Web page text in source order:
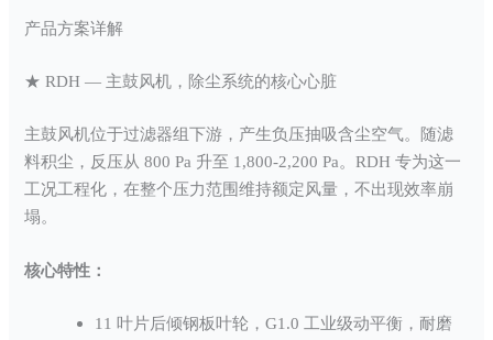
产品方案详解
★ RDH — 主鼓风机，除尘系统的核心心脏
主鼓风机位于过滤器组下游，产生负压抽吸含尘空气。随滤
料积尘，反压从 800 Pa 升至 1,800-2,200 Pa。RDH 专为这一
工况工程化，在整个压力范围维持额定风量，不出现效率崩
塌。
核心特性：
11 叶片后倾钢板叶轮，G1.0 工业级动平衡，耐磨